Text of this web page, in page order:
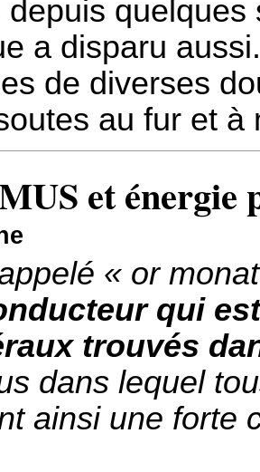
depuis
a disparu
de diverses
au fur et à
et énergie
« or
qui
trouvés
dans lequel
ainsi une forte